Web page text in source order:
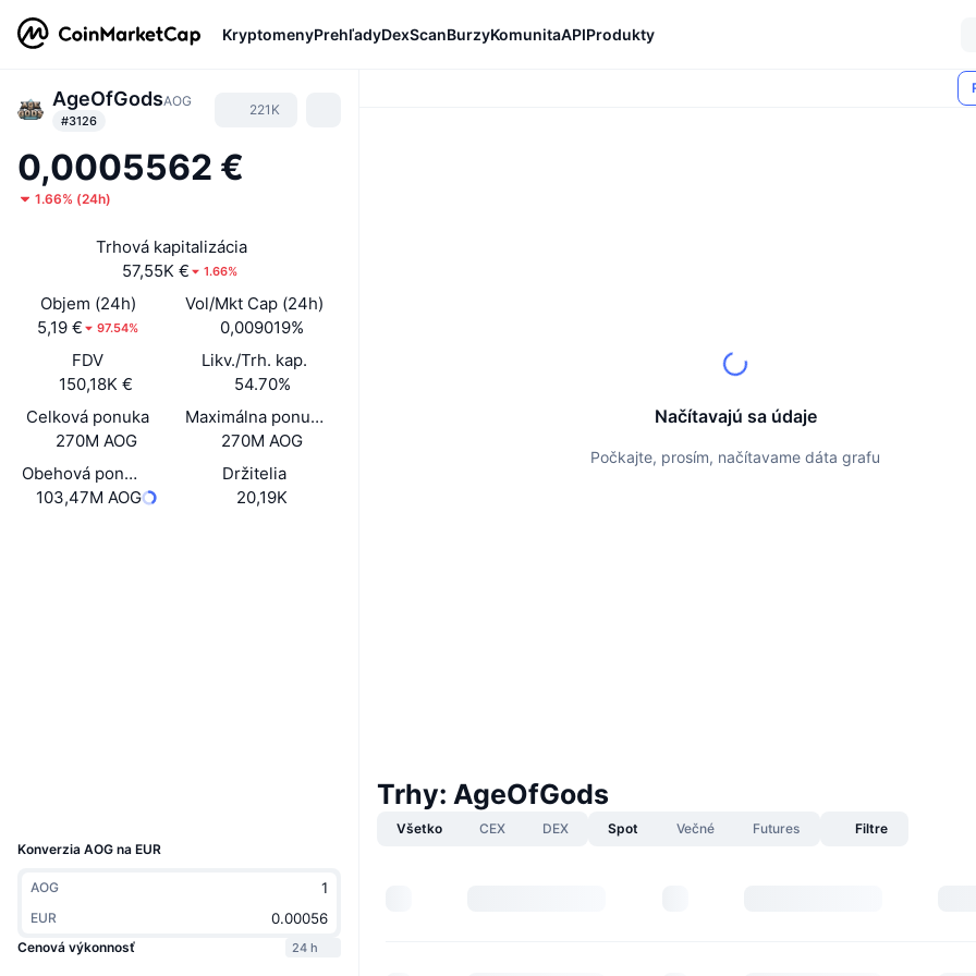
KryptomenyPrehľadyDexScanBurzyKomunitaAPIProdukty
AgeOfGodsAOG
#3126
221K
0,0005562 €
1.66% (24h)
Trhová kapitalizácia
57,55K €
1.66%
Objem (24h)
5,19 €
97.54%
Vol/Mkt Cap (24h)
0,009019%
FDV
150,18K €
Likv./Trh. kap.
54.70%
Celková ponuka
270M AOG
Maximálna ponuka
270M AOG
Obehová ponuka
103,47M AOG
Držitelia
20,19K
Konverzia AOG na EUR
AOG
EUR
Cenová výkonnosť
24 h
Načítavajú sa údaje
Počkajte, prosím, načítavame dáta grafu
Trhy: AgeOfGods
Všetko CEX DEX Spot Večné Futures Filtre